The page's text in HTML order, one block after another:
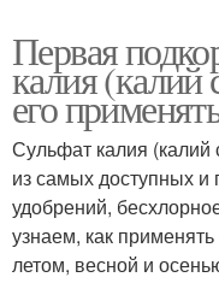
Первая
калия (калий
его
Сульфат калия
из самых доступных
удобрений,
узнаем, как
летом, весной и